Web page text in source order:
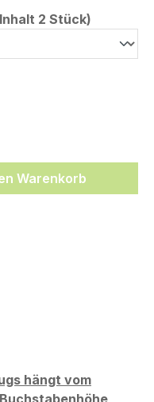
2 Stück)
Warenkorb
hängt vom